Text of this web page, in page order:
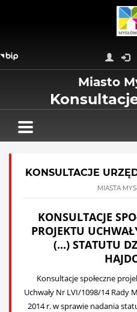
Wróć na
Przejdź do
Przejdź
Przejdź do
Miasto
KONSULTACJE
MIASTA
KONSULTACJE
PROJEKTU
(...) STATUTU
Konsultacje społeczne
Uchwały Nr LVI/1098/14 Rady
2014 r. w sprawie nadania